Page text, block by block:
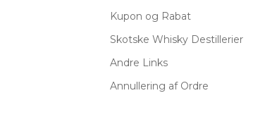
Kupon og Rabat
Skotske Whisky Destillerier
Andre Links
Annullering af Ordre